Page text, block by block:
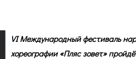
VI Международный фестиваль
хореографии «Пляс зовет»